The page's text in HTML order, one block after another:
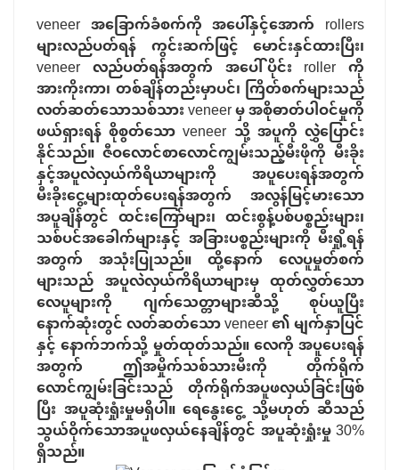
veneer အခြောက်ခံစက်ကို အပေါ်နှင့်အောက် rollers
များလည်ပတ်ရန် ကွင်းဆက်ဖြင့် မောင်းနှင်ထားပြီး၊
veneer လည်ပတ်ရန်အတွက် အပေါ်ပိုင်း roller ကို
အားကိုးကာ၊ တစ်ချိန်တည်းမှာပင်၊ ကြိတ်စက်များသည်
လတ်ဆတ်သောသစ်သား veneer မှ အစိုဓာတ်ပါဝင်မှုကို
ဖယ်ရှားရန် စိုစွတ်သော veneer သို့ အပူကို လွှဲပြောင်း
နိုင်သည်။ ဇီဝလောင်စာလောင်ကျွမ်းသည့်မီးဖိုကို မီးခိုး
နှင့်အပူလဲလှယ်ကိရိယာများကို အပူပေးရန်အတွက်
မီးခိုးငွေ့များထုတ်ပေးရန်အတွက် အလွန်မြင့်မားသော
အပူချိန်တွင် ထင်းကြော်များ၊ ထင်းစွန့်ပစ်ပစ္စည်းများ၊
သစ်ပင်အခေါက်များနှင့် အခြားပစ္စည်းများကို မီးရှို့ရန်
အတွက် အသုံးပြုသည်။ ထို့နောက် လေပူမှုတ်စက်
များသည် အပူလဲလှယ်ကိရိယာများမှ ထုတ်လွှတ်သော
လေပူများကို ဂျက်သေတ္တာများဆီသို့ စုပ်ယူပြီး
နောက်ဆုံးတွင် လတ်ဆတ်သော veneer ၏ မျက်နှာပြင်
နှင့် နောက်ဘက်သို့ မှုတ်ထုတ်သည်။ လေကို အပူပေးရန်
အတွက် ဤအမှိုက်သစ်သားမီးကို တိုက်ရိုက်
လောင်ကျွမ်းခြင်းသည် တိုက်ရိုက်အပူဖလှယ်ခြင်းဖြစ်
ပြီး အပူဆုံးရှုံးမှုမရှိပါ။ ရေနွေးငွေ့ သို့မဟုတ် ဆီသည်
သွယ်ဝိုက်သောအပူဖလှယ်နေချိန်တွင် အပူဆုံးရှုံးမှု 30%
ရှိသည်။